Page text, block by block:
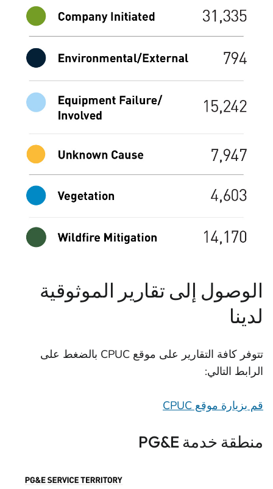
الوصول إلى تقارير الموثوقية
لدينا
تتوفر كافة التقارير على موقع CPUC بالضغط على
الرابط التالي:
قم بزيارة موقع CPUC
منطقة خدمة PG&E